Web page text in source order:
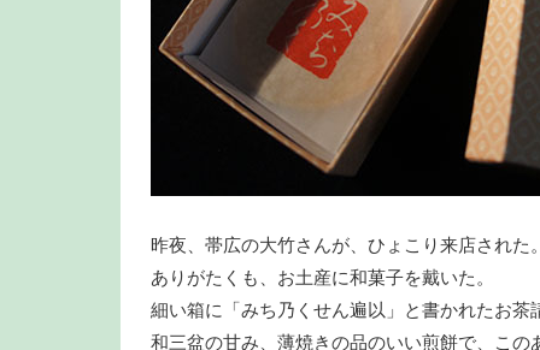
昨夜、帯広の大竹さんが、ひょこり来店された
ありがたくも、お土産に和菓子を戴いた。
細い箱に「みち乃くせん遍以」と書かれたお茶
和三盆の甘み、薄焼きの品のいい煎餅で、この